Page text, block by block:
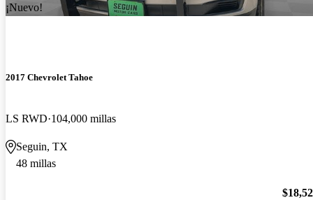
¡Nuevo!
2017 Chevrolet Tahoe
LS RWD 104,000 millas
Seguin, TX
48 millas